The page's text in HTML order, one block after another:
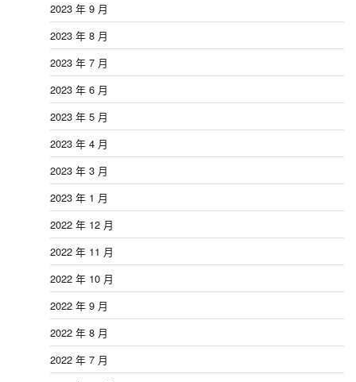
2023 年 9 月
2023 年 8 月
2023 年 7 月
2023 年 6 月
2023 年 5 月
2023 年 4 月
2023 年 3 月
2023 年 1 月
2022 年 12 月
2022 年 11 月
2022 年 10 月
2022 年 9 月
2022 年 8 月
2022 年 7 月